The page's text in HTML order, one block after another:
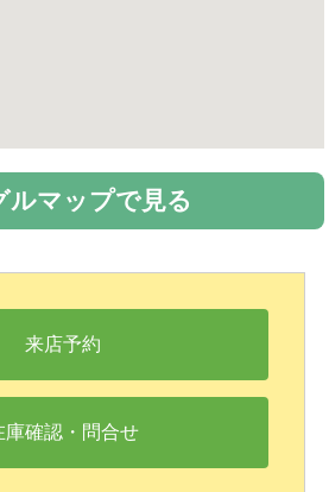
ルマップで見る
来店予約
庫確認・問合せ